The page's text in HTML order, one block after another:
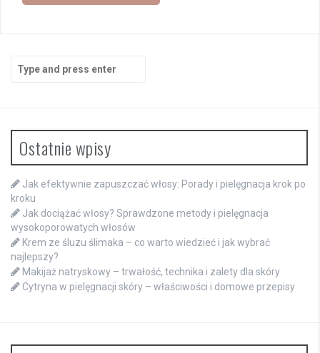
for:
Ostatnie wpisy
Jak efektywnie zapuszczać włosy: Porady i pielęgnacja krok po
kroku
Jak dociążać włosy? Sprawdzone metody i pielęgnacja
wysokoporowatych włosów
Krem ze śluzu ślimaka – co warto wiedzieć i jak wybrać
najlepszy?
Makijaż natryskowy – trwałość, technika i zalety dla skóry
Cytryna w pielęgnacji skóry – właściwości i domowe przepisy